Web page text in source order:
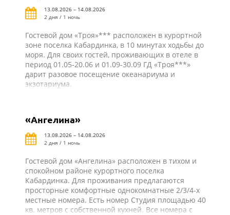
13.08.2026 – 14.08.2026
2 дня / 1 ночь
Гостевой дом «Троя»*** расположен в курортной
зоне поселка Кабардинка, в 10 минутах ходьбы до
моря. Для своих гостей, проживающих в отеле в
период 01.05-20.06 и 01.09-30.09 ГД «Троя***»
дарит разовое посещение океанариума и
экзотариума.
«Ангелина»
13.08.2026 – 14.08.2026
2 дня / 1 ночь
Гостевой дом «Ангелина» расположен в тихом и
спокойном районе курортного поселка
Кабардинка. Для проживания предлагаются
просторные комфортные однокомнатные 2/3/4-х
местные номера. Есть номер Студия площадью 40
кв. метров с собственной кухней. Все номера с